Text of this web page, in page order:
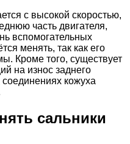
с высокой скоростью,
часть двигателя,
вспомогательных
менять, так как его
Кроме того, существует
на износ заднего
кожуха
сальники